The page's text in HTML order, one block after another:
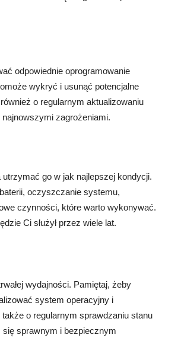
odpowiednie oprogramowanie
wykryć i usunąć potencjalne
o regularnym aktualizowaniu
zagrożeniami.
go w jak najlepszej kondycji.
oczyszczanie systemu,
czynności, które warto wykonywać.
Ci służył przez wiele lat.
wydajności. Pamiętaj, żeby
system operacyjny i
o regularnym sprawdzaniu stanu
się sprawnym i bezpiecznym